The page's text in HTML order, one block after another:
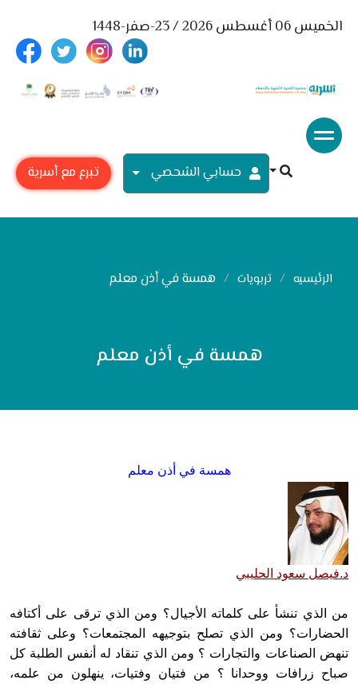
الخميس 06 أغسطس 2026 / 23-صفر-1448
حسابي الشحصي تبرع مع أسرية
الرئيسيه تربويات همسة في أذن معلم
همسة في أذن معلم
همسة في أذن معلم
د.فيصل سعود الحليبي
من الذي تنشأ على كلماته الأجيال؟ ومن الذي ترقى على أكتافه
الحضارات؟ ومن الذي تصلح بتوجيهه المجتمعات؟ وعلى ثقافته
تنهض الصناعات والتجارات ؟ ومن الذي تنقاد له أنفس الطلبة كل
صباح زرافات ووحدانا ؟ من فتيان وفتيات، ينهلون من علمه،